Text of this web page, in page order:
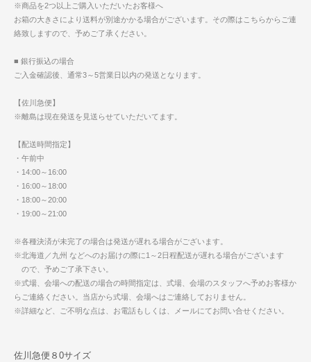
※商品を2つ以上ご購入いただいたお客様へ
お箱の大きさにより送料が別途かかる場合がございます。その際はこちらからご連
絡致しますので、予めご了承ください。
■ 銀行振込の場合
ご入金確認後、通常3～5営業日以内の発送となります。
【佐川急便】
※離島は現在発送を見送らせていただいてます。
【配送時間指定】
・午前中
・14:00～16:00
・16:00～18:00
・18:00～20:00
・19:00～21:00
※各種決済が未完了の場合は発送が遅れる場合がございます。
※北海道／九州 などへのお届けの際に1～2日程配送が遅れる場合がございます
ので、予めご了承下さい。
※式場、会場への配送の場合の時間指定は、式場、会場のスタッフへ予めお客様か
らご連絡ください。当店から式場、会場へはご連絡しておりません。
※詳細など、ご不明な点は、お電話もしくは、メールにてお問い合せください。
佐川急便８0サイズ